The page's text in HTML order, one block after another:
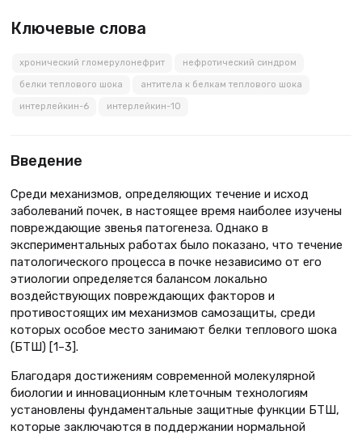
Ключевые слова
хронический гломерулонефрит нефротический синдром
белки теплового шока антитела к белкам теплового шока
интерлейкин-6 интерлейкин-10
Введение
Среди механизмов, определяющих течение и исход
заболеваний почек, в настоящее время наиболее изучены
повреждающие звенья патогенеза. Однако в
экспериментальных работах было показано, что течение
патологического процесса в почке независимо от его
этиологии определяется балансом локально
воздействующих повреждающих факторов и
противостоящих им механизмов самозащиты, среди
которых особое место занимают белки теплового шока
(БТШ) [1–3].
Благодаря достижениям современной молекулярной
биологии и инновационным клеточным технологиям
установлены фундаментальные защитные функции БТШ,
которые заключаются в поддержании нормальной